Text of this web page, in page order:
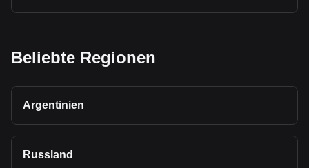
Beliebte Regionen
Argentinien
Russland